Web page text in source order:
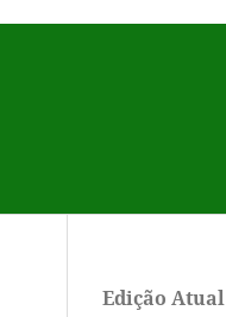
Edição Atual